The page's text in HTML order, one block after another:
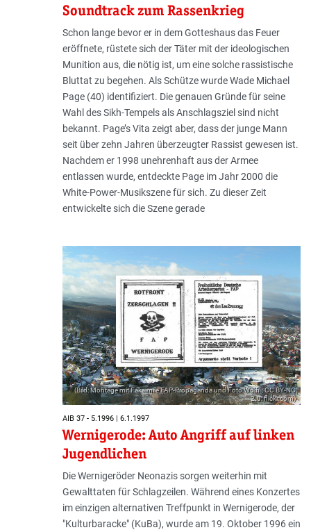
Soundtrack zum Rassenkrieg
Schon lange bevor er in dem Gotteshaus das Feuer
eröffnete, rüstete sich der Täter mit der ideologischen
Munition aus, die nötig ist, um eine solche rassistische
Bluttat zu begehen. Als Schütze wurde Wade Michael
Page (40) identifiziert. Die genauen Gründe für seine
Wahl des Sikh-Tempels als Anschlagsziel sind nicht
bekannt. Page’s Vita zeigt aber, dass der junge Mann
seit über zehn Jahren überzeugter Rassist gewesen ist.
Nachdem er 1998 unehrenhaft aus der Armee
entlassen wurde, entdeckte Page im Jahr 2000 die
White-Power-Musikszene für sich. Zu dieser Zeit
entwickelte sich die Szene gerade
(Bild: Montage mit Faksimile FAP-Propaganda und Foto Wolfi.; CC BY-NC
2.0; flickr.com)
AIB 37 - 5.1996 | 6.1.1997
Wernigerode: Auto Angriff auf linken
Jugendlichen
Die Wernigeröder Neonazis sorgen weiterhin mit
Gewalttaten für Schlagzeilen. Während eines Konzertes
im einzigen alternativen Treffpunkt in Wernigerode, der
"Kulturbaracke" (KuBa), wurde am 19. Oktober 1996 ein